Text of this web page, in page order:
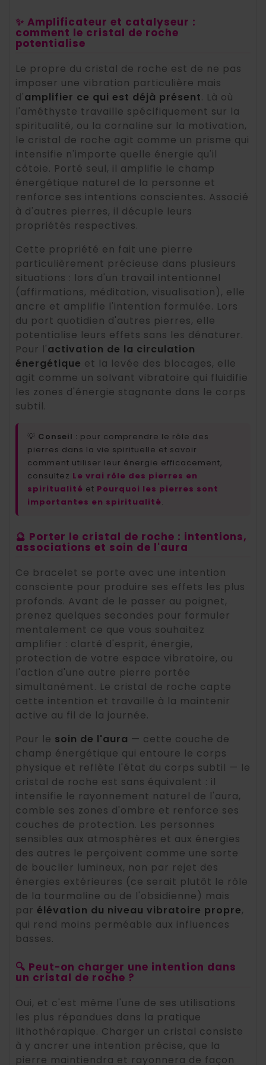
✨ Amplificateur et catalyseur :
comment le cristal de roche
potentialise
Le propre du cristal de roche est de ne pas
imposer une vibration particulière mais
d'amplifier ce qui est déjà présent. Là où
l'améthyste travaille spécifiquement sur la
spiritualité, ou la cornaline sur la motivation,
le cristal de roche agit comme un prisme qui
intensifie n'importe quelle énergie qu'il
côtoie. Porté seul, il amplifie le champ
énergétique naturel de la personne et
renforce ses intentions conscientes. Associé
à d'autres pierres, il décuple leurs
propriétés respectives.
Cette propriété en fait une pierre
particulièrement précieuse dans plusieurs
situations : lors d'un travail intentionnel
(affirmations, méditation, visualisation), elle
ancre et amplifie l'intention formulée. Lors
du port quotidien d'autres pierres, elle
potentialise leurs effets sans les dénaturer.
Pour l'activation de la circulation
énergétique et la levée des blocages, elle
agit comme un solvant vibratoire qui fluidifie
les zones d'énergie stagnante dans le corps
subtil.
💡 Conseil : pour comprendre le rôle des
pierres dans la vie spirituelle et savoir
comment utiliser leur énergie efficacement,
consultez Le vrai rôle des pierres en
spiritualité et Pourquoi les pierres sont
importantes en spiritualité.
🔮 Porter le cristal de roche : intentions,
associations et soin de l'aura
Ce bracelet se porte avec une intention
consciente pour produire ses effets les plus
profonds. Avant de le passer au poignet,
prenez quelques secondes pour formuler
mentalement ce que vous souhaitez
amplifier : clarté d'esprit, énergie,
protection de votre espace vibratoire, ou
l'action d'une autre pierre portée
simultanément. Le cristal de roche capte
cette intention et travaille à la maintenir
active au fil de la journée.
Pour le soin de l'aura — cette couche de
champ énergétique qui entoure le corps
physique et reflète l'état du corps subtil — le
cristal de roche est sans équivalent : il
intensifie le rayonnement naturel de l'aura,
comble ses zones d'ombre et renforce ses
couches de protection. Les personnes
sensibles aux atmosphères et aux énergies
des autres le perçoivent comme une sorte
de bouclier lumineux, non par rejet des
énergies extérieures (ce serait plutôt le rôle
de la tourmaline ou de l'obsidienne) mais
par élévation du niveau vibratoire propre,
qui rend moins perméable aux influences
basses.
🔍 Peut-on charger une intention dans
un cristal de roche ?
Oui, et c'est même l'une de ses utilisations
les plus répandues dans la pratique
lithothérapique. Charger un cristal consiste
à y ancrer une intention précise, que la
pierre maintiendra et rayonnera de façon